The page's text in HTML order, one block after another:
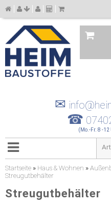
✉
☎
(Mo.-Fr. 8 -12
Startseite » Haus & Wohnen »
Streugutbehälter
Streugutbehälter